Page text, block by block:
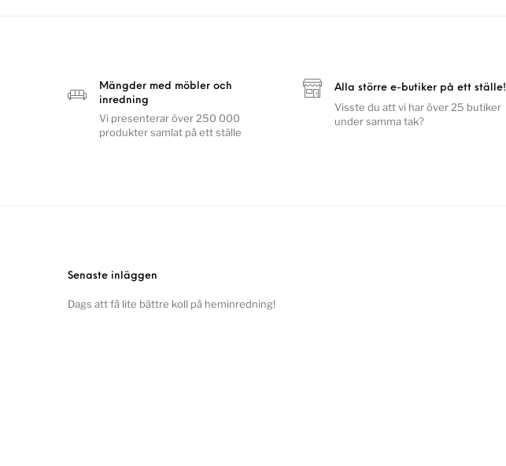
Mängder med möbler och
inredning
Vi presenterar över 250 000
produkter samlat på ett ställe
Alla större e-butiker på ett ställe!
Visste du att vi har över 25 butiker
under samma tak?
Senaste inläggen
Dags att få lite bättre koll på heminredning!